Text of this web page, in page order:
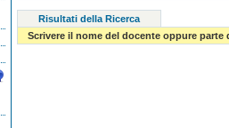
Risultati della Ricerca
Scrivere il nome del docente oppure